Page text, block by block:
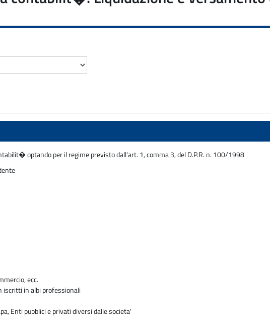
optando per il regime previsto dall'art. 1, comma 3, del D.P.R. n. 100/1998
ecc.
in albi professionali
Enti pubblici e privati diversi dalle societa'